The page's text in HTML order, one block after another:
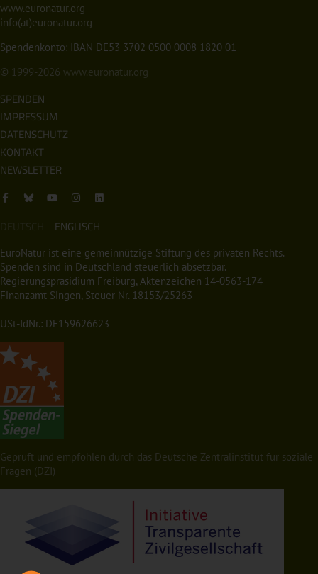
www.euronatur.org
info(at)euronatur.org
Spendenkonto: IBAN DE53 3702 0500 0008 1820 01
© 1999-2026 www.euronatur.org
SPENDEN
IMPRESSUM
DATENSCHUTZ
KONTAKT
NEWSLETTER
DEUTSCH ENGLISCH
EuroNatur ist eine gemeinnützige Stiftung des privaten Rechts.
Spenden sind in Deutschland steuerlich absetzbar.
Regierungspräsidium Freiburg, Aktenzeichen 14-0563-174
Finanzamt Singen, Steuer Nr. 18153/25263
USt-IdNr.: DE159626623
Geprüft und empfohlen durch das Deutsche Zentralinstitut für soziale
Fragen (DZI)